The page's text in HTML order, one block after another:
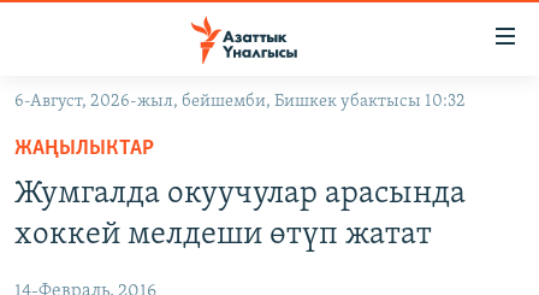
Навигацияга
өтүңүз
Издөөгө
салыңызКЫРГЫЗСТАН
ДҮЙНӨ
6-Август, 2026-жыл, бейшемби, Бишкек убактысы 10:32
ЖАҢЫЛЫКТАР
Жумгалда окуучулар арасында
хоккей мелдеши өтүп жатат